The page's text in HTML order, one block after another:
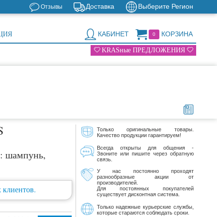
Выберите Регион
Доставка
Отзывы
0 КОРЗИНА
КАБИНЕТ
KRASные ПРЕДЛОЖЕНИЯ
шампунь,
клиентов.
Только оригинальные товары.
Качество продукции гарантируем!
Всегда открыты для общения -
Звоните или пишите через обратную
связь.
У нас постоянно проходят
разнообразные акции от
производителей.
Для постоянных покупателей
существует дисконтная система.
Только надежные курьерские службы,
которые стараются соблюдать сроки.